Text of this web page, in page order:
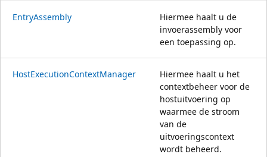
EntryAssembly
Hiermee haalt u de
invoerassembly voor
een toepassing op.
HostExecutionContextManager
Hiermee haalt u het
contextbeheer voor de
hostuitvoering op
waarmee de stroom
van de
uitvoeringscontext
wordt beheerd.